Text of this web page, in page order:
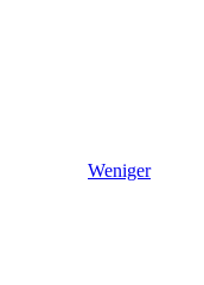
Weniger